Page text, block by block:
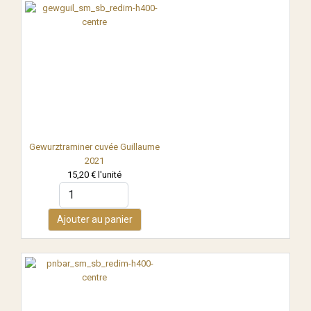
Gewurztraminer cuvée Guillaume
2021
15,20 € l'unité
Ajouter au panier